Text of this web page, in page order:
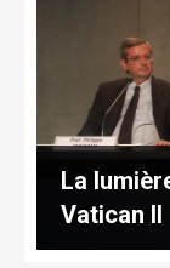
La
Vatican II